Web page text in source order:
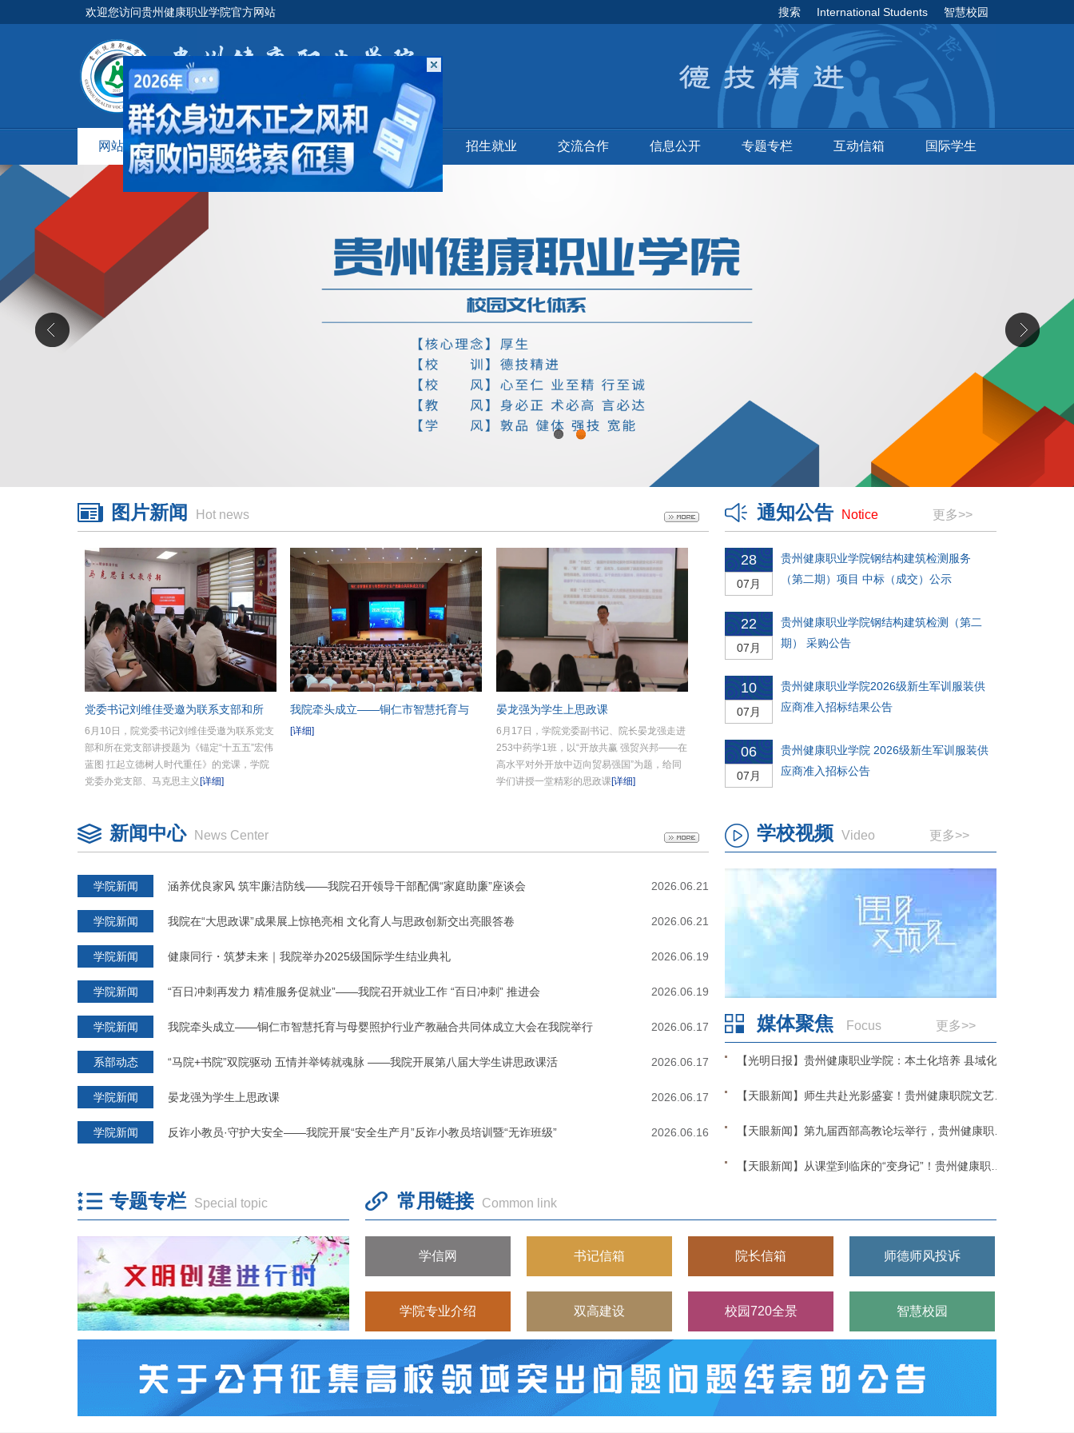
欢迎您访问贵州健康职业学院官方网站 搜索 International Students 智慧校园
网站首页 学院概况 新闻中心 机构设置 招生就业 交流合作 信息公开 专题专栏 互动信箱 国际学生
图片新闻 Hot news
党委书记刘维佳受邀为联系支部和所
6月10日，院党委书记刘维佳受邀为联系党支
部和所在党支部讲授题为《锚定“十五五”宏伟
蓝图 扛起立德树人时代重任》的党课，学院
党委办党支部、马克思主义 [详细]
我院牵头成立——铜仁市智慧托育与
[详细]
晏龙强为学生上思政课
6月17日，学院党委副书记、院长晏龙强走进
253中药学1班，以“开放共赢 强贸兴邦——在
高水平对外开放中迈向贸易强国”为题，给同
学们讲授一堂精彩的思政课[详细]
通知公告 Notice 更多>>
28
07月
贵州健康职业学院钢结构建筑检测服务
（第二期）项目 中标（成交）公示
22
07月
贵州健康职业学院钢结构建筑检测（第二
期） 采购公告
10
07月
贵州健康职业学院2026级新生军训服装供
应商准入招标结果公告
06
07月
贵州健康职业学院 2026级新生军训服装供
应商准入招标公告
新闻中心 News Center
学院新闻 2026.06.21
涵养优良家风 筑牢廉洁防线——我院召开领导干部配偶“家庭助廉”座谈会
学院新闻 2026.06.21
我院在“大思政课”成果展上惊艳亮相 文化育人与思政创新交出亮眼答卷
学院新闻 2026.06.19
健康同行・筑梦未来｜我院举办2025级国际学生结业典礼
学院新闻 2026.06.19
“百日冲刺再发力 精准服务促就业”——我院召开就业工作 “百日冲刺” 推进会
学院新闻 2026.06.17
我院牵头成立——铜仁市智慧托育与母婴照护行业产教融合共同体成立大会在我院举行
系部动态 2026.06.17
“马院+书院”双院驱动 五情并举铸就魂脉 ——我院开展第八届大学生讲思政课活
学院新闻 2026.06.17
晏龙强为学生上思政课
学院新闻 2026.06.16
反诈小教员·守护大安全——我院开展“安全生产月”反诈小教员培训暨“无诈班级”
学校视频 Video 更多>>
媒体聚焦 Focus 更多>>
常用链接 Common link
学信网 书记信箱 院长信箱 师德师风投诉
学院专业介绍 双高建设 校园720全景 智慧校园
专题专栏 Special topic